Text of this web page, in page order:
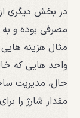
در بخش دیگری از
مصرفی بوده و به
مثال هزینه هایی
واحد هایی که
حال، مدیریت
مقدار شارژ را